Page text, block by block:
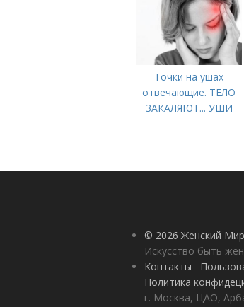
Точки на ушах
отвечающие. ТЕЛО
ЗАКАЛЯЮТ... УШИ
© 2026 Женский Мир
Искусство быть
Контакты
Политика
г. Москва, ЦАО,